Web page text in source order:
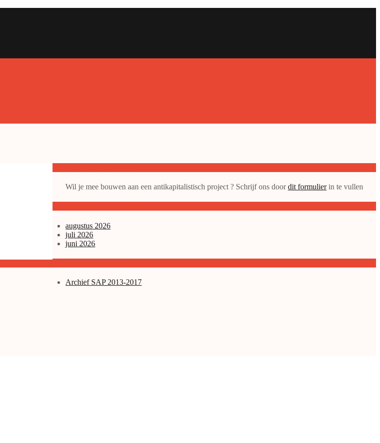
Wil je mee bouwen aan een antikapitalistisch project ? Schrijf ons doordit formulierin te vullen
augustus 2026
juli 2026
juni 2026
Archief SAP 2013-2017